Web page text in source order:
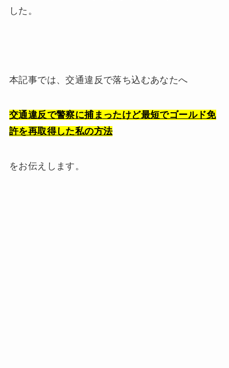
した。
本記事では、交通違反で落ち込むあなたへ
交通違反で警察に捕まったけど最短でゴールド免
許を再取得した私の方法
をお伝えします。